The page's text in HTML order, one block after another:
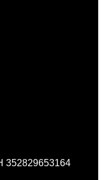
352829653164